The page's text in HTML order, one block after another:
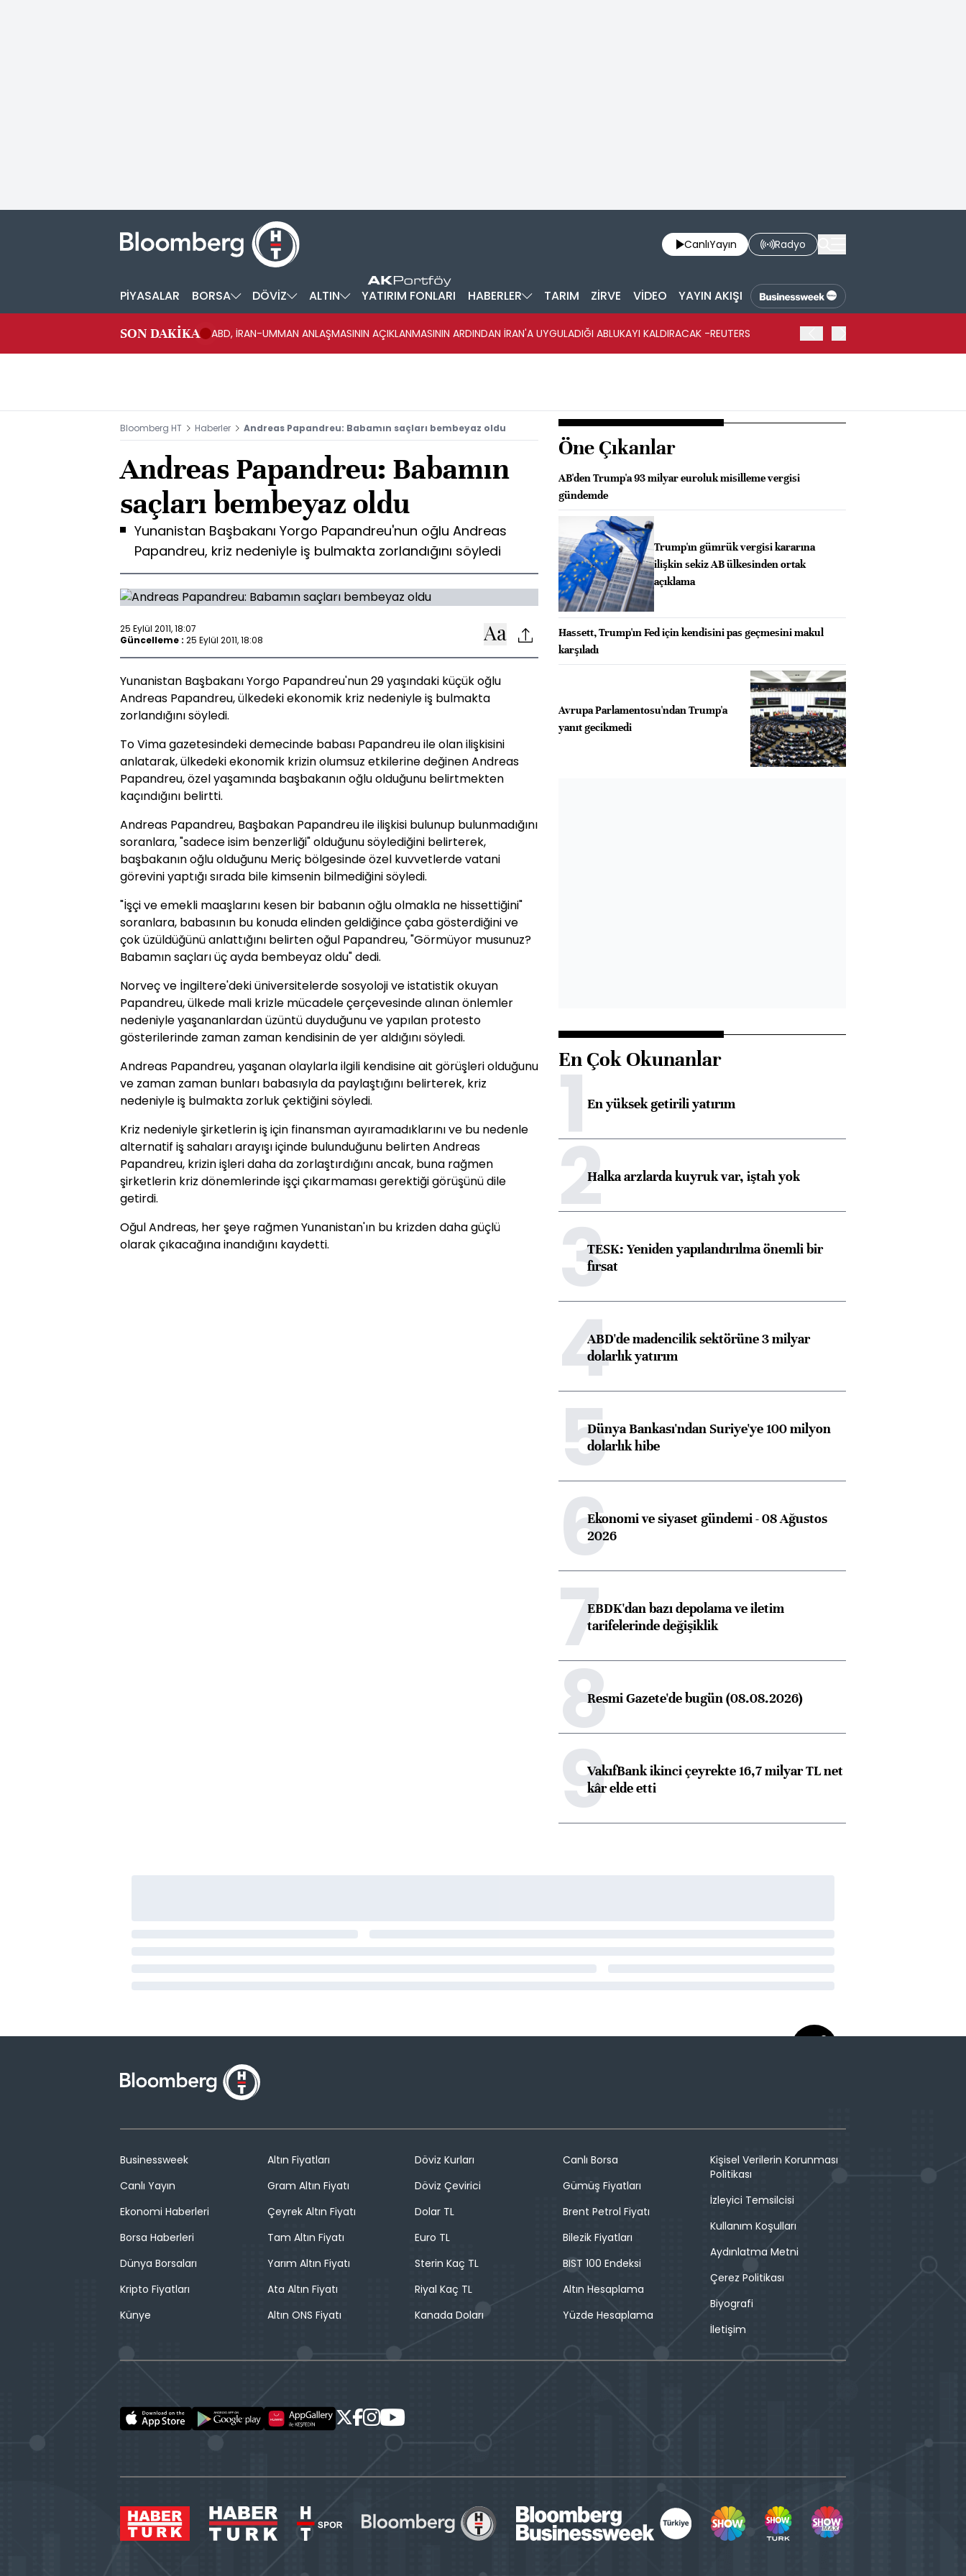
CanlıYayın Radyo
PİYASALAR BORSA DÖVİZ ALTIN YATIRIM FONLARI HABERLER TARIM ZİRVE VİDEO YAYIN AKIŞI
SON DAKİKA ABD, İRAN-UMMAN ANLAŞMASININ AÇIKLANMASININ ARDINDAN İRAN'A UYGULADIĞI ABLUKAYI KALDIRACAK -REUTERS
Bloomberg HT Haberler Andreas Papandreu: Babamın saçları bembeyaz oldu
Andreas Papandreu: Babamın
saçları bembeyaz oldu
Yunanistan Başbakanı Yorgo Papandreu'nun oğlu Andreas
Papandreu, kriz nedeniyle iş bulmakta zorlandığını söyledi
25 Eylül 2011, 18:07
Güncelleme : 25 Eylül 2011, 18:08
Yunanistan Başbakanı Yorgo Papandreu'nun 29 yaşındaki küçük oğlu
Andreas Papandreu, ülkedeki ekonomik kriz nedeniyle iş bulmakta
zorlandığını söyledi.
To Vima gazetesindeki demecinde babası Papandreu ile olan ilişkisini
anlatarak, ülkedeki ekonomik krizin olumsuz etkilerine değinen Andreas
Papandreu, özel yaşamında başbakanın oğlu olduğunu belirtmekten
kaçındığını belirtti.
Andreas Papandreu, Başbakan Papandreu ile ilişkisi bulunup bulunmadığını
soranlara, "sadece isim benzerliği" olduğunu söylediğini belirterek,
başbakanın oğlu olduğunu Meriç bölgesinde özel kuvvetlerde vatani
görevini yaptığı sırada bile kimsenin bilmediğini söyledi.
"İşçi ve emekli maaşlarını kesen bir babanın oğlu olmakla ne hissettiğini"
soranlara, babasının bu konuda elinden geldiğince çaba gösterdiğini ve
çok üzüldüğünü anlattığını belirten oğul Papandreu, "Görmüyor musunuz?
Babamın saçları üç ayda bembeyaz oldu" dedi.
Norveç ve İngiltere'deki üniversitelerde sosyoloji ve istatistik okuyan
Papandreu, ülkede mali krizle mücadele çerçevesinde alınan önlemler
nedeniyle yaşananlardan üzüntü duyduğunu ve yapılan protesto
gösterilerinde zaman zaman kendisinin de yer aldığını söyledi.
Andreas Papandreu, yaşanan olaylarla ilgili kendisine ait görüşleri olduğunu
ve zaman zaman bunları babasıyla da paylaştığını belirterek, kriz
nedeniyle iş bulmakta zorluk çektiğini söyledi.
Kriz nedeniyle şirketlerin iş için finansman ayıramadıklarını ve bu nedenle
alternatif iş sahaları arayışı içinde bulunduğunu belirten Andreas
Papandreu, krizin işleri daha da zorlaştırdığını ancak, buna rağmen
şirketlerin kriz dönemlerinde işçi çıkarmaması gerektiği görüşünü dile
getirdi.
Oğul Andreas, her şeye rağmen Yunanistan'ın bu krizden daha güçlü
olarak çıkacağına inandığını kaydetti.
Öne Çıkanlar
AB'den Trump'a 93 milyar euroluk misilleme vergisi
gündemde
Trump'ın gümrük vergisi kararına
ilişkin sekiz AB ülkesinden ortak
açıklama
Hassett, Trump'ın Fed için kendisini pas geçmesini makul
karşıladı
Avrupa Parlamentosu'ndan Trump'a
yanıt gecikmedi
En Çok Okunanlar
1En yüksek getirili yatırım
2Halka arzlarda kuyruk var, iştah yok
3TESK: Yeniden yapılandırılma önemli bir
fırsat
4ABD'de madencilik sektörüne 3 milyar
dolarlık yatırım
5Dünya Bankası'ndan Suriye'ye 100 milyon
dolarlık hibe
6Ekonomi ve siyaset gündemi - 08 Ağustos
2026
7EBDK'dan bazı depolama ve iletim
tarifelerinde değişiklik
8Resmi Gazete'de bugün (08.08.2026)
9VakıfBank ikinci çeyrekte 16,7 milyar TL net
kâr elde etti
Businessweek
Canlı Yayın
Ekonomi Haberleri
Borsa Haberleri
Dünya Borsaları
Kripto Fiyatları
Künye
Altın Fiyatları
Gram Altın Fiyatı
Çeyrek Altın Fiyatı
Tam Altın Fiyatı
Yarım Altın Fiyatı
Ata Altın Fiyatı
Altın ONS Fiyatı
Döviz Kurları
Döviz Çevirici
Dolar TL
Euro TL
Sterin Kaç TL
Riyal Kaç TL
Kanada Doları
Canlı Borsa
Gümüş Fiyatları
Brent Petrol Fiyatı
Bilezik Fiyatları
BIST 100 Endeksi
Altın Hesaplama
Yüzde Hesaplama
Kişisel Verilerin Korunması
Politikası
İzleyici Temsilcisi
Kullanım Koşulları
Aydınlatma Metni
Çerez Politikası
Biyografi
İletişim